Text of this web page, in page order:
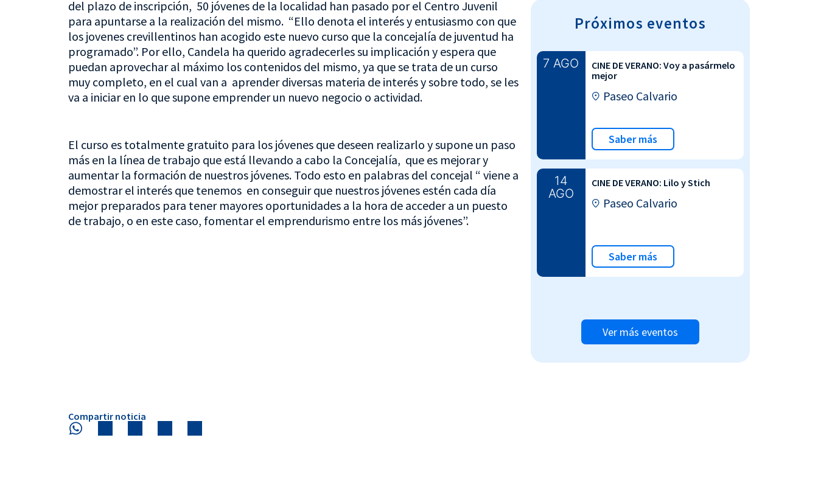
del plazo de inscripción, 50 jóvenes de la localidad han pasado por el Centro Juvenil
para apuntarse a la realización del mismo. “Ello denota el interés y entusiasmo con que
los jovenes crevillentinos han acogido este nuevo curso que la concejalía de juventud ha
programado”. Por ello, Candela ha querido agradecerles su implicación y espera que
puedan aprovechar al máximo los contenidos del mismo, ya que se trata de un curso
muy completo, en el cual van a aprender diversas materia de interés y sobre todo, se les
va a iniciar en lo que supone emprender un nuevo negocio o actividad.
El curso es totalmente gratuito para los jóvenes que deseen realizarlo y supone un paso
más en la línea de trabajo que está llevando a cabo la Concejalía, que es mejorar y
aumentar la formación de nuestros jóvenes. Todo esto en palabras del concejal “ viene a
demostrar el interés que tenemos en conseguir que nuestros jóvenes estén cada día
mejor preparados para tener mayores oportunidades a la hora de acceder a un puesto
de trabajo, o en este caso, fomentar el emprendurismo entre los más jóvenes”.
Próximos eventos
7 AGO
CINE DE VERANO: Voy a pasármelo
mejor
Paseo Calvario
Saber más
14
AGO
CINE DE VERANO: Lilo y Stich
Paseo Calvario
Saber más
Ver más eventos
Compartir noticia